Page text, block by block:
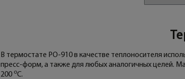
В термостате PO-910 в качестве теплоносителя
пресс-форм, а также для любых аналогичных целей.
200 оС.